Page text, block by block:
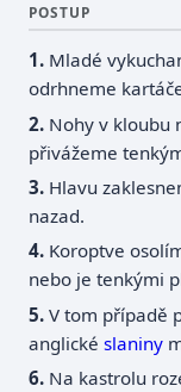
POSTUP
Mladé
odrhneme
Nohy v kloubu
přivážeme
Hlavu
nazad.
Koroptve
nebo je tenkými
V tom případě
anglickéslaniny
Na kastrolu